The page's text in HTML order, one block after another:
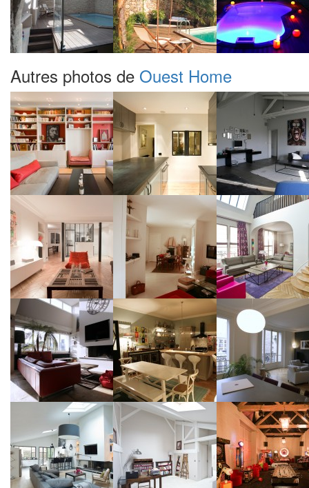
Autres photos de Ouest Home